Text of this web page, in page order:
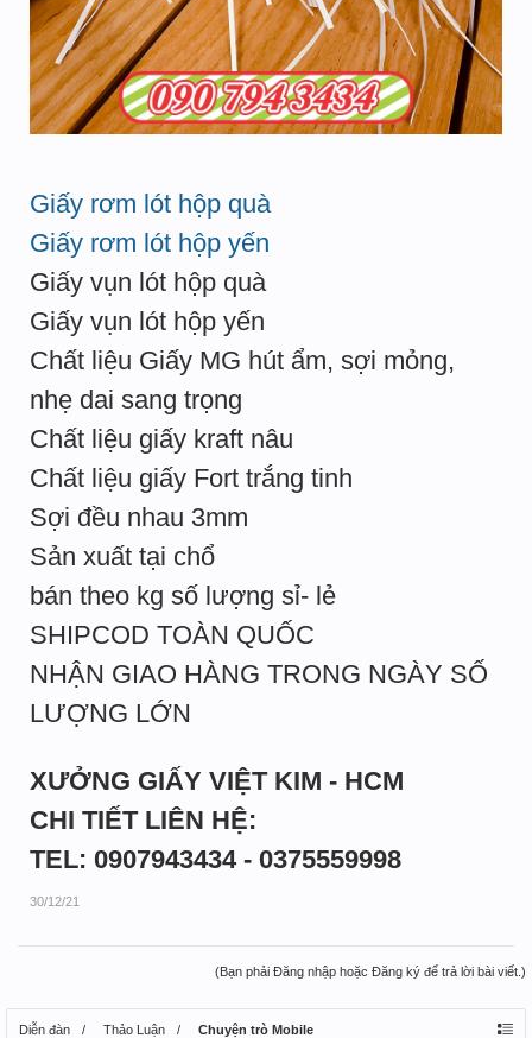
Giấy rơm lót hộp quà
Giấy rơm lót hộp yến
Giấy vụn lót hộp quà
Giấy vụn lót hộp yến
Chất liệu Giấy MG hút ẩm, sợi mỏng,
nhẹ dai sang trọng
Chất liệu giấy kraft nâu
Chất liệu giấy Fort trắng tinh
Sợi đều nhau 3mm
Sản xuất tại chổ
bán theo kg số lượng sỉ- lẻ
SHIPCOD TOÀN QUỐC
NHẬN GIAO HÀNG TRONG NGÀY SỐ
LƯỢNG LỚN
XƯỞNG GIẤY VIỆT KIM - HCM
CHI TIẾT LIÊN HỆ:
TEL: 0907943434 - 0375559998
30/12/21
(Bạn phải Đăng nhập hoặc Đăng ký để trả lời bài viết.)
Diễn đàn Thảo Luận Chuyện trò Mobile